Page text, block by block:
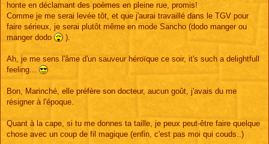
honte en déclamant des poèmes en pleine rue, promis!
Comme je me serai levée tôt, et que j'aurai travaillé dans le TGV pour
faire sérieux, je serai plutôt même en mode Sancho (dodo manger ou
manger dodo
).
Ah, je me sens l'âme d'un sauveur héroïque ce soir, it's such a delightfull
feeling...
Bon, Marinché, elle préfère son docteur, aucun goût, j'avais du me
résigner à l'époque.
Quant à la cape, si tu me donnes ta taille, je peux peut-être faire quelque
chose avec un coup de fil magique (enfin, c'est pas moi qui couds..)